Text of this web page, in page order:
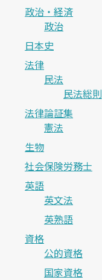
政治・経済
政治
日本史
法律
民法
民法総則
法律論証集
憲法
生物
社会保険労務士
英語
英文法
英熟語
資格
公的資格
国家資格